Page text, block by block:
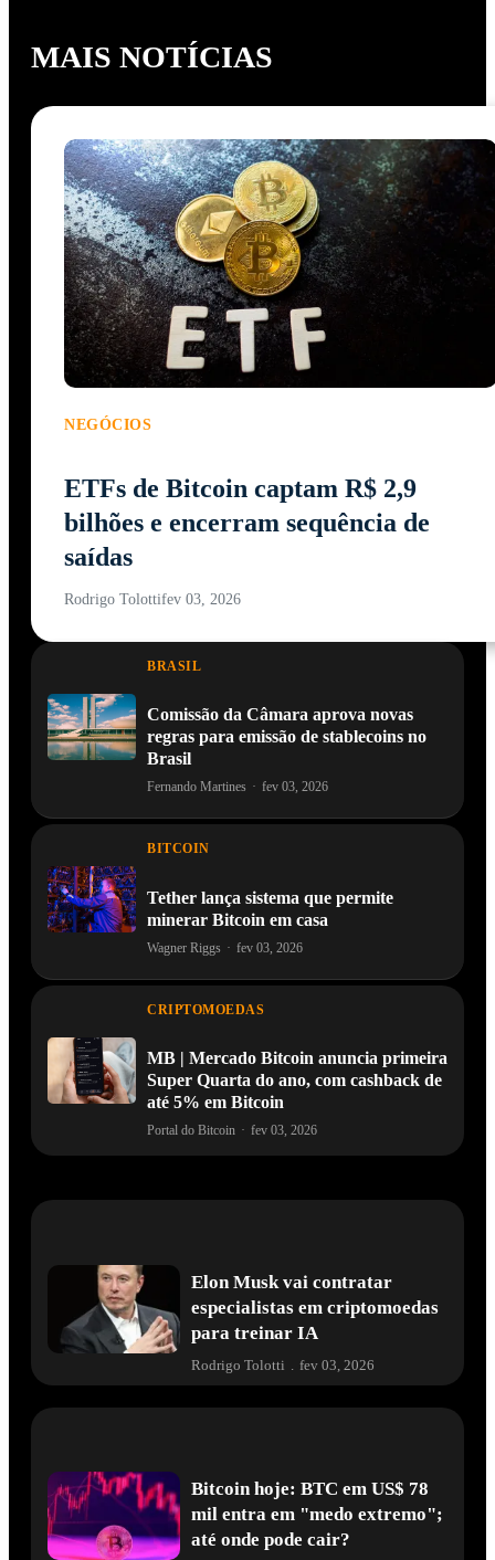
MAIS NOTÍCIAS
NEGÓCIOS
ETFs de Bitcoin captam R$ 2,9
bilhões e encerram sequência de
saídas
Rodrigo Tolottifev 03, 2026
BRASIL
Comissão da Câmara aprova novas
regras para emissão de stablecoins no
Brasil
Fernando Martines · fev 03, 2026
BITCOIN
Tether lança sistema que permite
minerar Bitcoin em casa
Wagner Riggs · fev 03, 2026
CRIPTOMOEDAS
MB | Mercado Bitcoin anuncia primeira
Super Quarta do ano, com cashback de
até 5% em Bitcoin
Portal do Bitcoin · fev 03, 2026
Elon Musk vai contratar
especialistas em criptomoedas
para treinar IA
Rodrigo Tolotti fev 03, 2026
Bitcoin hoje: BTC em US$ 78
mil entra em "medo extremo";
até onde pode cair?